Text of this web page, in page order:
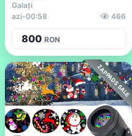
Galați
azi-00:58 466
800 RON
ZAPPADS SALE